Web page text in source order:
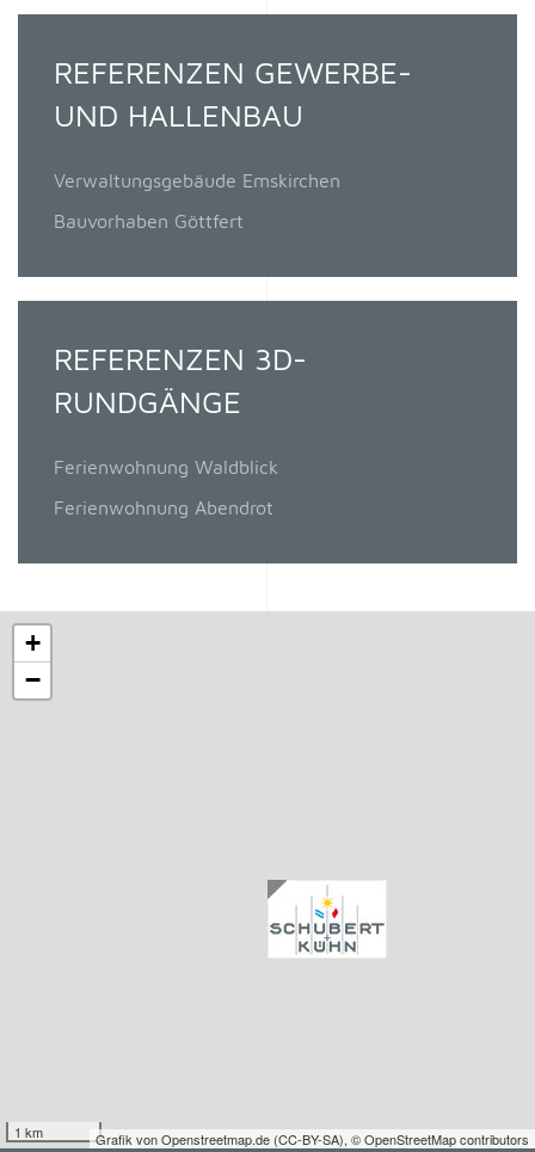
REFERENZEN GEWERBE-
UND HALLENBAU
Verwaltungsgebäude Emskirchen
Bauvorhaben Göttfert
REFERENZEN 3D-
RUNDGÄNGE
Ferienwohnung Waldblick
Ferienwohnung Abendrot
+
−
1 km Grafik vonOpenstreetmap.de (CC-BY-SA), © OpenStreetMap contributors